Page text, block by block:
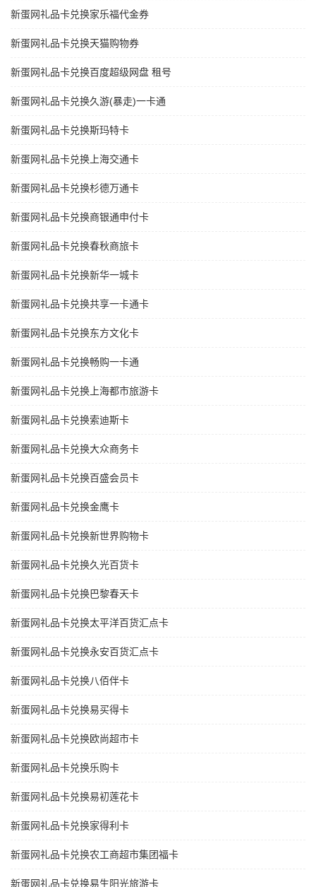
新蛋网礼品卡兑换家乐福代金券
新蛋网礼品卡兑换天猫购物券
新蛋网礼品卡兑换百度超级网盘 租号
新蛋网礼品卡兑换久游(暴走)一卡通
新蛋网礼品卡兑换斯玛特卡
新蛋网礼品卡兑换上海交通卡
新蛋网礼品卡兑换杉德万通卡
新蛋网礼品卡兑换商银通申付卡
新蛋网礼品卡兑换春秋商旅卡
新蛋网礼品卡兑换新华一城卡
新蛋网礼品卡兑换共享一卡通卡
新蛋网礼品卡兑换东方文化卡
新蛋网礼品卡兑换畅购一卡通
新蛋网礼品卡兑换上海都市旅游卡
新蛋网礼品卡兑换索迪斯卡
新蛋网礼品卡兑换大众商务卡
新蛋网礼品卡兑换百盛会员卡
新蛋网礼品卡兑换金鹰卡
新蛋网礼品卡兑换新世界购物卡
新蛋网礼品卡兑换久光百货卡
新蛋网礼品卡兑换巴黎春天卡
新蛋网礼品卡兑换太平洋百货汇点卡
新蛋网礼品卡兑换永安百货汇点卡
新蛋网礼品卡兑换八佰伴卡
新蛋网礼品卡兑换易买得卡
新蛋网礼品卡兑换欧尚超市卡
新蛋网礼品卡兑换乐购卡
新蛋网礼品卡兑换易初莲花卡
新蛋网礼品卡兑换家得利卡
新蛋网礼品卡兑换农工商超市集团福卡
新蛋网礼品卡兑换易生阳光旅游卡